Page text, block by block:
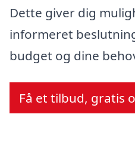
Dette giver dig
informeret
budget og dine
Få et tilbud, gratis